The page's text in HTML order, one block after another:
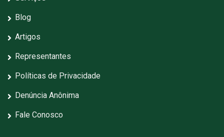
Blog
Artigos
Representantes
Políticas de Privacidade
Denúncia Anônima
Fale Conosco